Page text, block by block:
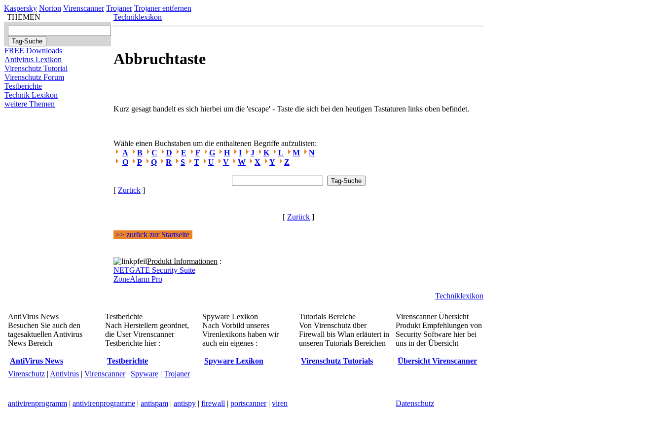
Kaspersky Norton Virenscanner Trojaner Trojaner entfernen
THEMEN
FREE Downloads
Antivirus Lexikon
Virenschutz Tutorial
Virenschutz Forum
Testberichte
Technik Lexikon
weitere Themen
Techniklexikon
Abbruchtaste
Kurz gesagt handelt es sich hierbei um die 'escape' - Taste die sich bei den heutigen Tastaturen links oben befindet.
Wähle einen Buchstaben um die enthaltenen Begriffe aufzulisten:
A
B C D E F G H I J K L M
N
O
P Q R S T U V W X Y Z
[ Zurück ]
[ Zurück ]
>> zurück zur Startseite
Produkt Informationen :
NETGATE Security Suite
ZoneAlarm Pro
Techniklexikon
AntiVirus News
Besuchen Sie auch den
tagesaktuellen Antivirus
News Bereich
AntiVirus News
Testberichte
Nach Herstellern geordnet,
die User Virenscanner
Testberichte hier :
Testberichte
Spyware Lexikon
Nach Vorbild unseres
Virenlexikons haben wir
auch ein eigenes :
Spyware Lexikon
Tutorials Bereiche
Von Virenschutz über
Firewall bis Wlan erläutert in
unseren Tutorials Bereichen
Virenschutz Tutorials
Virenscanner Übersicht
Produkt Empfehlungen von
Security Software hier bei
uns in der Übersicht
Übersicht Virenscanner
Virenschutz | Antivirus | Virenscanner| Spyware | Trojaner
antivirenprogramm | antivirenprogramme | antispam | antispy | firewall | portscanner| viren Datenschutz